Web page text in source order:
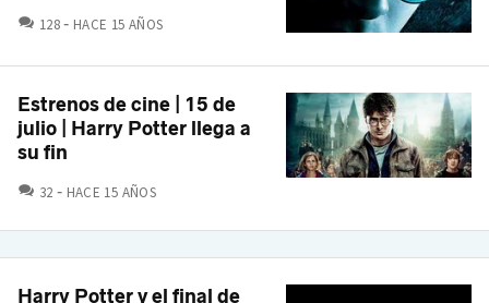
128COMENTARIOS
HACE 15 AÑOS
Estrenos de cine | 15 de
julio | Harry Potter llega a
su fin
32 COMENTARIOS
HACE 15 AÑOS
Harry Potter y el final de